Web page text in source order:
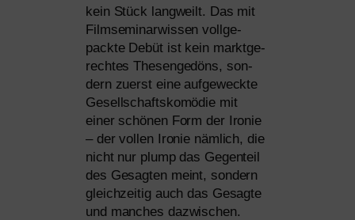
kein Stück lang­weilt. Das mit
Filmseminarwissen voll­ge­
pack­te Debüt ist kein markt­ge­
rech­tes Thesengedöns, son­
dern zuerst eine auf­ge­weck­te
Gesellschaftskomödie mit
einer schö­nen Form der Ironie
– der vol­len Ironie näm­lich, die
nicht nur plump das Gegenteil
des Gesagten meint, son­dern
gleich­zei­tig auch das Gesagte
und man­ches dazwischen.